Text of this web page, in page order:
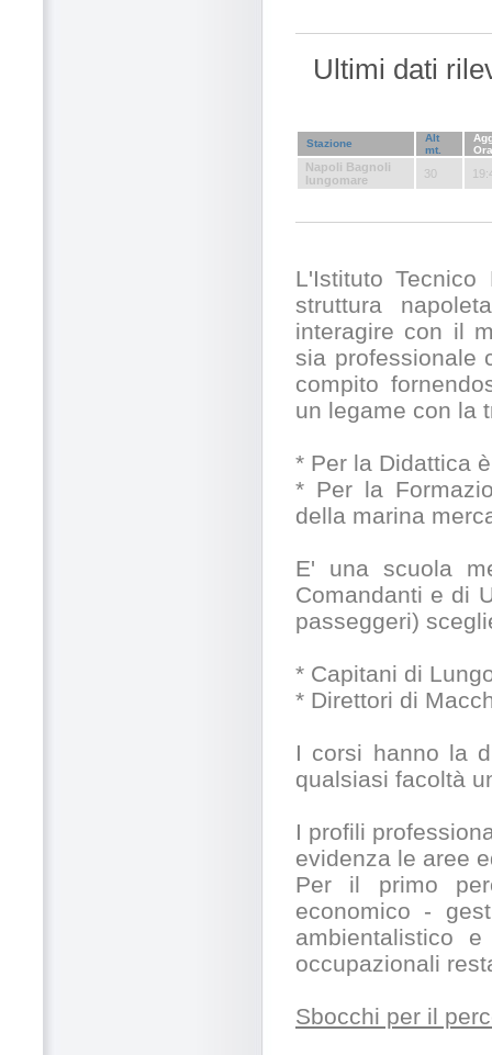
Ultimi dati
Stazione
Alt
mt.
Ora
Napoli Bagnoli
lungomare
30
L'Istituto Tecnico
struttura
interagire con il
sia professionale
compito
un legame con la
* Per la Didattica
* Per la
della marina
E' una scuola
Comandanti e di
passeggeri)
* Capitani di
* Direttori di
I corsi hanno la
qualsiasi facoltà
I profili
evidenza le aree
Per il primo
economico -
ambientalistico
occupazionali
Sbocchi per il